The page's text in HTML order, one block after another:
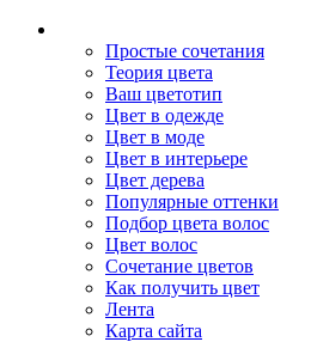
Простые сочетания
Теория цвета
Ваш цветотип
Цвет в одежде
Цвет в моде
Цвет в интерьере
Цвет дерева
Популярные оттенки
Подбор цвета волос
Цвет волос
Сочетание цветов
Как получить цвет
Лента
Карта сайта